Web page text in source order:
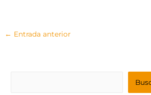
← Entrada anterior